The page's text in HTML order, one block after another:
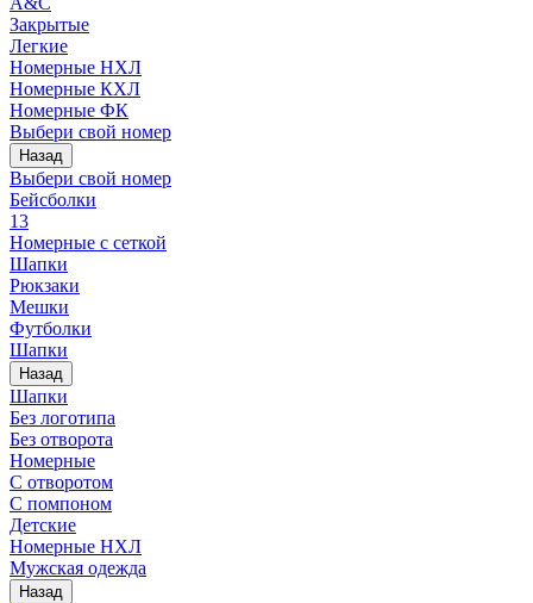
Закрытые
Легкие
Номерные НХЛ
Номерные КХЛ
Номерные ФК
Выбери свой номер
Назад
Выбери свой номер
Бейсболки
13
Номерные с сеткой
Шапки
Рюкзаки
Мешки
Футболки
Шапки
Назад
Шапки
Без логотипа
Без отворота
Номерные
С отворотом
С помпоном
Детские
Номерные НХЛ
Мужская одежда
Назад